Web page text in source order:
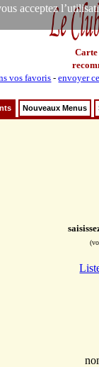
acceptez
Carte
vos favoris-envoyer
Nouveaux Menus